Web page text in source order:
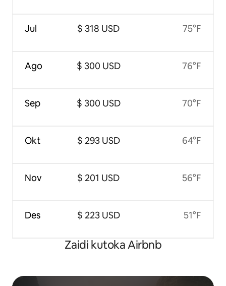
Jul
Ago
Sep
Okt
Nov
Des
$ 318 USD
$ 300 USD
$ 300 USD
$ 293 USD
$ 201 USD
$ 223 USD
75°F
76°F
70°F
64°F
56°F
51°F
Zaidi kutoka Airbnb